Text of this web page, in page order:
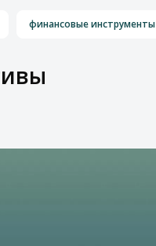
финансовые инструменты